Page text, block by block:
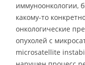
иммуноонкологии,
какому-то
онкологические
опухолей с
microsatellite